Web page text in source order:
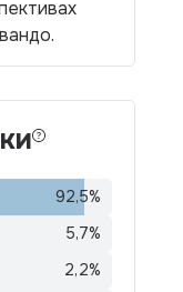
92,5%
5,7%
2,2%